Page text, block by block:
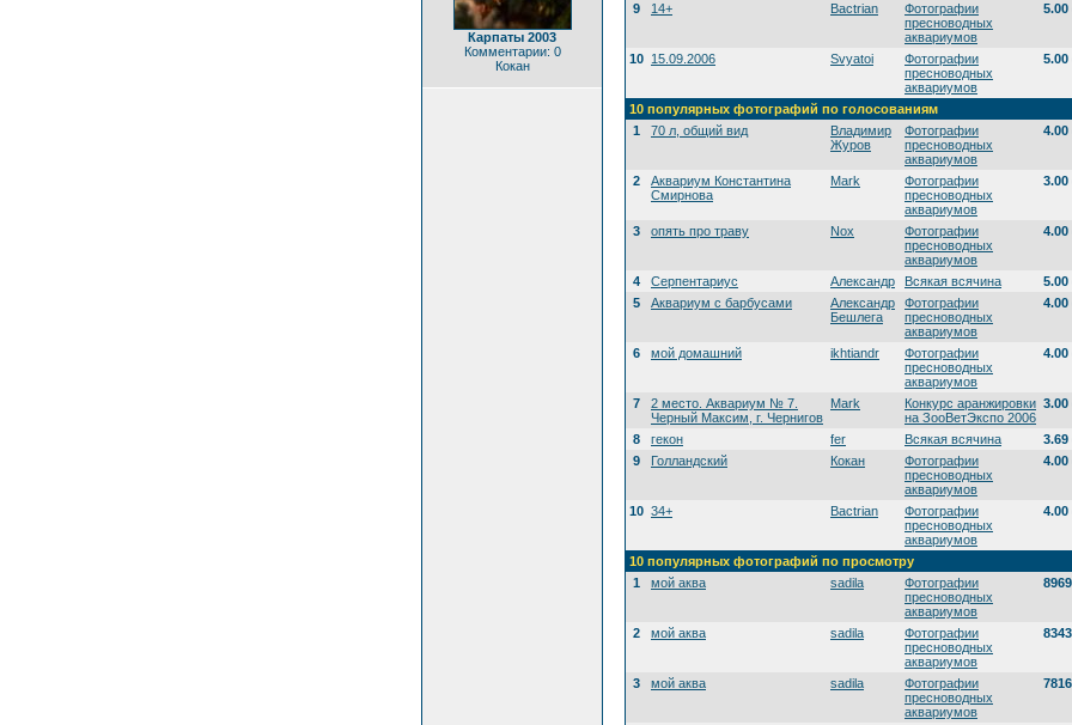
Карпаты 2003
Комментарии: 0
Кокан
9 14+ Bactrian
Фотографии
пресноводных
аквариумов
5.00
10 15.09.2006 Svyatoi
Фотографии
пресноводных
аквариумов
5.00
10 популярных фотографий по голосованиям
1
70 л, общий вид
Владимир
Журов
Фотографии
пресноводных
аквариумов
4.00
2
Аквариум Константина
Смирнова
Mark
Фотографии
пресноводных
аквариумов
3.00
3 опять про траву Nox
Фотографии
пресноводных
аквариумов
4.00
4 Серпентариус Александр Всякая всячина 5.00
5
Аквариум с барбусами
Александр
Бешлега
Фотографии
пресноводных
аквариумов
4.00
6 мой домашний ikhtiandr
Фотографии
пресноводных
аквариумов
4.00
7
2 место. Аквариум № 7.
Черный Максим, г. Чернигов
Mark
Конкурс аранжировки
на ЗооВетЭкспо 2006
3.00
8 гекон fer Всякая всячина 3.69
9
Голландский Кокан
Фотографии
пресноводных
аквариумов
4.00
10 34+ Bactrian
Фотографии
пресноводных
аквариумов
4.00
10 популярных фотографий по просмотру
1
мой аква sadila
Фотографии
пресноводных
аквариумов
2 мой аква sadila
Фотографии
пресноводных
аквариумов
3 мой аква sadila
Фотографии
пресноводных
аквариумов